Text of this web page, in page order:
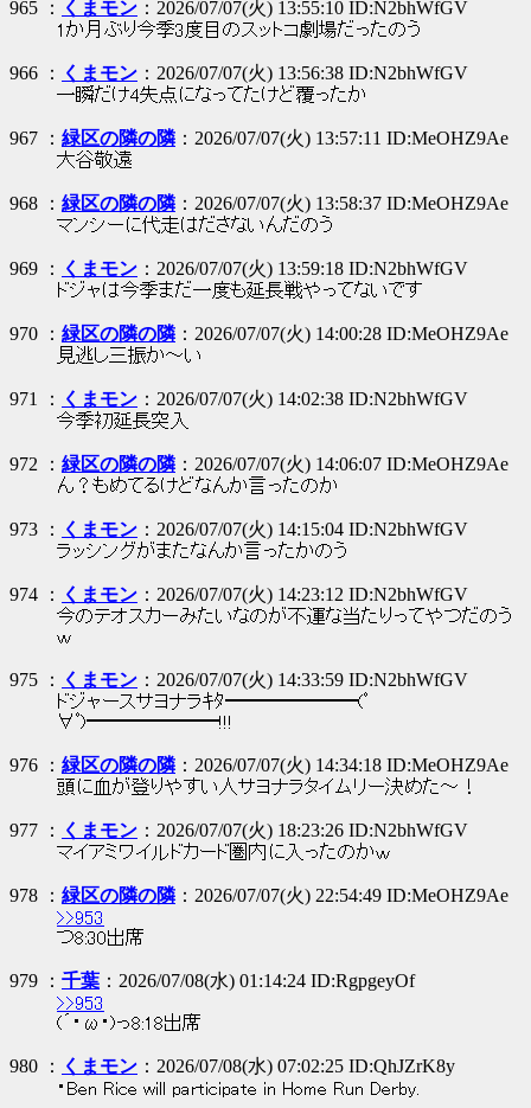
965 ： くまモン ：2026/07/07(火) 13:55:10 ID:N2bhWfGV
1か月ぶり今季3度目のスットコ劇場だったのう
966 ： くまモン ：2026/07/07(火) 13:56:38 ID:N2bhWfGV
一瞬だけ4失点になってたけど覆ったか
967 ： 緑区の隣の隣 ：2026/07/07(火) 13:57:11 ID:MeOHZ9Ae
大谷敬遠
968 ： 緑区の隣の隣 ：2026/07/07(火) 13:58:37 ID:MeOHZ9Ae
マンシーに代走はださないんだのう
969 ： くまモン ：2026/07/07(火) 13:59:18 ID:N2bhWfGV
ドジャは今季まだ一度も延長戦やってないです
970 ： 緑区の隣の隣 ：2026/07/07(火) 14:00:28 ID:MeOHZ9Ae
見逃し三振か～い
971 ： くまモン ：2026/07/07(火) 14:02:38 ID:N2bhWfGV
今季初延長突入
972 ： 緑区の隣の隣 ：2026/07/07(火) 14:06:07 ID:MeOHZ9Ae
ん？もめてるけどなんか言ったのか
973 ： くまモン ：2026/07/07(火) 14:15:04 ID:N2bhWfGV
ラッシングがまたなんか言ったかのう
974 ： くまモン ：2026/07/07(火) 14:23:12 ID:N2bhWfGV
今のテオスカーみたいなのが不運な当たりってやつだのう
ｗ
975 ： くまモン ：2026/07/07(火) 14:33:59 ID:N2bhWfGV
ドジャースサヨナラｷﾀ━━━━━━━(ﾟ
∀ﾟ)━━━━━━━!!!
976 ： 緑区の隣の隣 ：2026/07/07(火) 14:34:18 ID:MeOHZ9Ae
頭に血が登りやすい人サヨナラタイムリー決めた～！
977 ： くまモン ：2026/07/07(火) 18:23:26 ID:N2bhWfGV
マイアミワイルドカード圏内に入ったのかｗ
978 ： 緑区の隣の隣 ：2026/07/07(火) 22:54:49 ID:MeOHZ9Ae
>>953
つ8:30出席
979 ： 千葉 ：2026/07/08(水) 01:14:24 ID:RgpgeyOf
>>953
(´・ω・)っ8:18出席
980 ： くまモン ：2026/07/08(水) 07:02:25 ID:QhJZrK8y
・Ben Rice will participate in Home Run Derby.